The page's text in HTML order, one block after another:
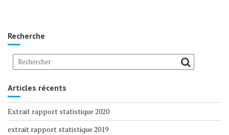
Recherche
Articles récents
Extrait rapport statistique 2020
extrait rapport statistique 2019